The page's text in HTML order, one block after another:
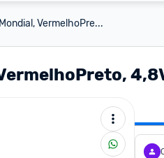
VermelhoPre...